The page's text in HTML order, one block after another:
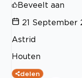
Beveelt aan
21 September
Astrid
Houten
delen